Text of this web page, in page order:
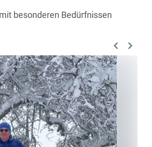
besonderen Bedürfnissen
Previous
Next